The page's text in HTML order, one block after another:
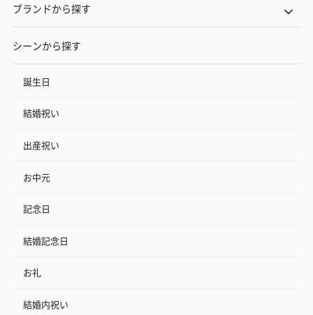
ブランドから探す
シーンから探す
誕生日
結婚祝い
出産祝い
お中元
記念日
結婚記念日
お礼
結婚内祝い